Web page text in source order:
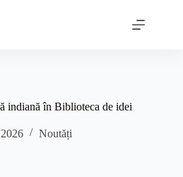
indiană în Biblioteca de idei
Noutăți